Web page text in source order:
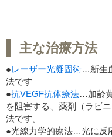
主な治療方法
●レーザー光凝固術…新生
法です
●抗VEGF抗体療法…加齢
を阻害する、薬剤（ラビ
法です。
●光線力学的療法…光に反